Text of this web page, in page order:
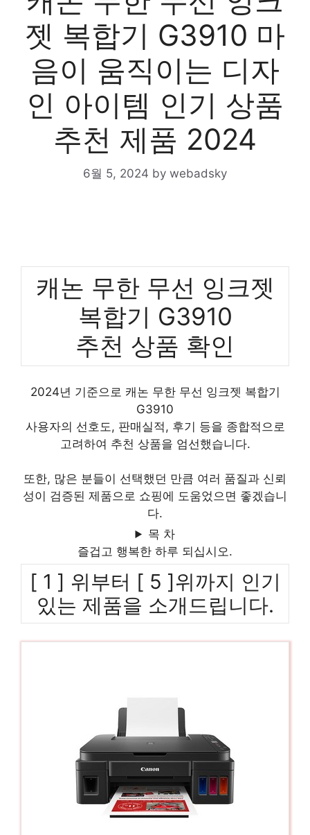
젯 복합기 G3910 마
음이 움직이는 디자
인 아이템 인기 상품
추천 제품 2024
6월 5, 2024 by webadsky
캐논 무한 무선 잉크젯
복합기 G3910
추천 상품 확인
2024년 기준으로 캐논 무한 무선 잉크젯 복합기
G3910
사용자의 선호도, 판매실적, 후기 등을 종합적으로
고려하여 추천 상품을 엄선했습니다.
또한, 많은 분들이 선택했던 만큼 여러 품질과 신뢰
성이 검증된 제품으로 쇼핑에 도움었으면 좋겠습니
다.
목 차
즐겁고 행복한 하루 되십시오.
[ 1 ] 위부터 [ 5 ]위까지 인기
있는 제품을 소개드립니다.